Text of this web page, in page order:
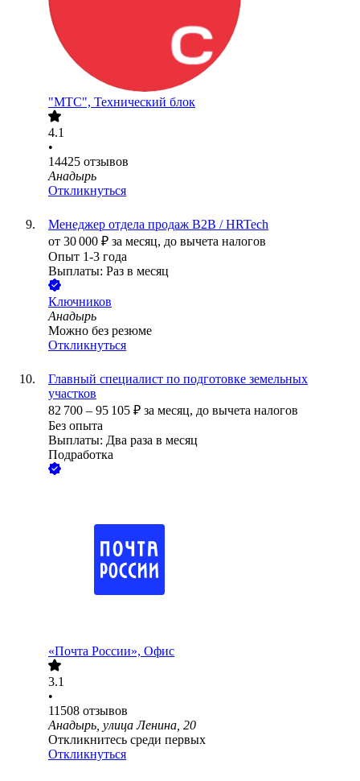
"МТС", Технический блок
4.1
•
14425 отзывов
Анадырь
Откликнуться
Менеджер отдела продаж B2B / HRTech
от 30 000 ₽ за месяц, до вычета налогов
Опыт 1-3 года
Выплаты: Раз в месяц
Ключников
Анадырь
Можно без резюме
Откликнуться
Главный специалист по подготовке земельных
участков
82 700 – 95 105 ₽ за месяц, до вычета налогов
Без опыта
Выплаты: Два раза в месяц
Подработка
«Почта России», Офис
3.1
•
11508 отзывов
Анадырь, улица Ленина, 20
Откликнитесь среди первых
Откликнуться